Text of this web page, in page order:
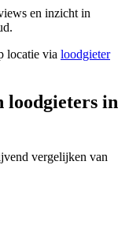
en inzicht in
locatie via loodgieter
loodgieters in
vergelijken van